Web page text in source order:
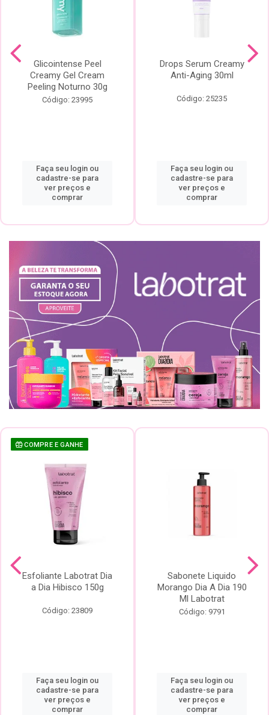
Glicointense Peel
Creamy Gel Cream
Peeling Noturno 30g
Código: 23995
Faça seu login ou
cadastre-se para
ver preços e
comprar
Drops Serum Creamy
Anti-Aging 30ml
Código: 25235
Faça seu login ou
cadastre-se para
ver preços e
comprar
COMPRE E GANHE
Esfoliante Labotrat Dia
a Dia Hibisco 150g
Código: 23809
Faça seu login ou
cadastre-se para
ver preços e
comprar
Sabonete Liquido
Morango Dia A Dia 190
Ml Labotrat
Código: 9791
Faça seu login ou
cadastre-se para
ver preços e
comprar